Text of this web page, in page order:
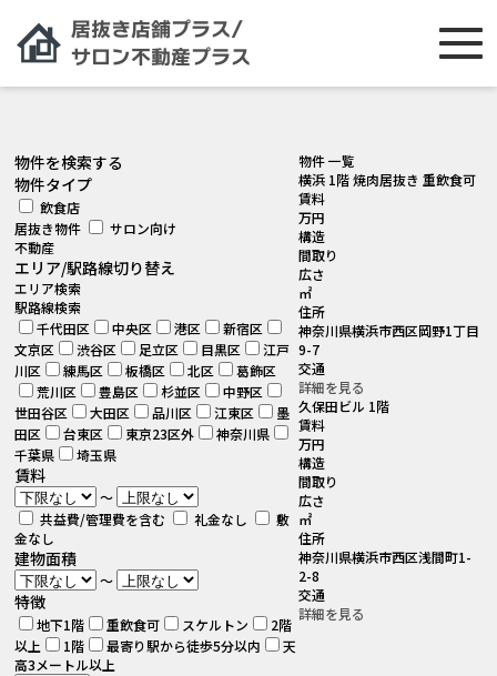
物件を検索する
物件タイプ
飲食店
居抜き物件
サロン向け
不動産
エリア/駅路線切り替え
エリア検索
駅路線検索
千代田区
中央区 港区
新宿区
文京区
渋谷区 足立区 目黒区
江戸
川区
練馬区 板橋区 北区
葛飾区
荒川区
豊島区 杉並区
中野区
世田谷区
大田区 品川区 江東区
墨
田区
台東区 東京23区外
神奈川県
千葉県
埼玉県
賃料
～
共益費/管理費を含む
礼金なし
敷
金なし
建物面積
～
特徴
地下1階 重飲食可 スケルトン
2階
以上
1階 最寄り駅から徒歩5分以内
天
高3メートル以上
物件 一覧
横浜 1階 焼肉居抜き 重飲食可
賃料
万円
構造
間取り
広さ
㎡
住所
神奈川県横浜市西区岡野1丁目
9-7
交通
詳細を見る
久保田ビル 1階
賃料
万円
構造
間取り
広さ
㎡
住所
神奈川県横浜市西区浅間町1-
2-8
交通
詳細を見る